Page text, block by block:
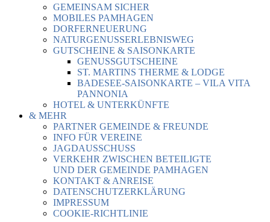
GEMEINSAM SICHER
MOBILES PAMHAGEN
DORFERNEUERUNG
NATURGENUSSERLEBNISWEG
GUTSCHEINE & SAISONKARTE
GENUSSGUTSCHEINE
ST. MARTINS THERME & LODGE
BADESEE-SAISONKARTE – VILA VITA
PANNONIA
HOTEL & UNTERKÜNFTE
& MEHR
PARTNER GEMEINDE & FREUNDE
INFO FÜR VEREINE
JAGDAUSSCHUSS
VERKEHR ZWISCHEN BETEILIGTE
UND DER GEMEINDE PAMHAGEN
KONTAKT & ANREISE
DATENSCHUTZERKLÄRUNG
IMPRESSUM
COOKIE-RICHTLINIE